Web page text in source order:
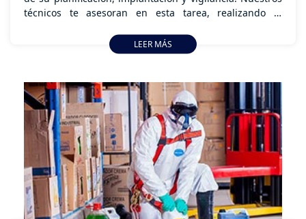
técnicos te asesoran en esta tarea, realizando la
calidad de vida en el trabajo de tus empleados, las
auditorías necesarias y el plan de prevención.
LEER MÁS